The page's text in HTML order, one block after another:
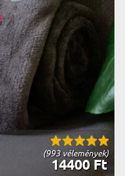
(993 vélemények)
14400 Ft